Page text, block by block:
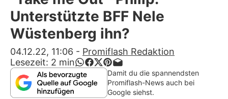
Alle Themen auf Promiflash
Jobs
App runterladen
Team
Redaktionelle Richtlinien
Unterstützte BFF Nele
Wüstenberg ihn?
04.12.22, 11:06 - Promiflash Redaktion
Lesezeit: 2 min
Damit du die spannendsten
Promiflash-News auch bei
Google siehst.